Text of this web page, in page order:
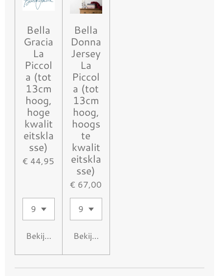
Bella
Gracia
La
Piccol
a (tot
13cm
hoog,
hoge
kwalit
eitskla
sse)
€ 44,95
Bekijk details
Bella
Donna
Jersey
La
Piccol
a (tot
13cm
hoog,
hoogs
te
kwalit
eitskla
sse)
€ 67,00
Bekijk details